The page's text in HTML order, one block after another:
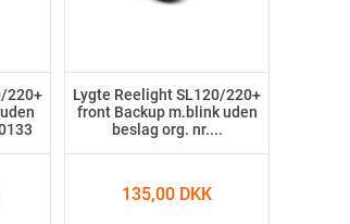
220+
Lygte Reelight SL120/220+
front Backup m.blink uden
beslag org. nr....
135,00 DKK